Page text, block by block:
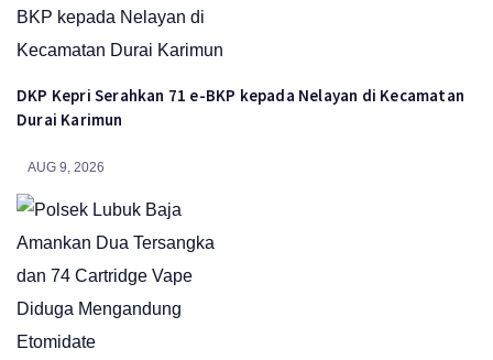
DKP Kepri Serahkan 71 e-BKP kepada Nelayan di Kecamatan
Durai Karimun
AUG 9, 2026